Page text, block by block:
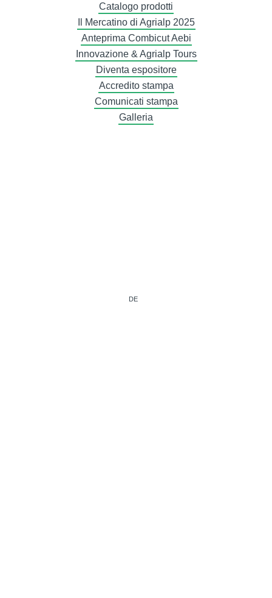
Catalogo prodotti
Il Mercatino di Agrialp 2025
Anteprima Combicut Aebi
Innovazione & Agrialp Tours
Diventa espositore
Accredito stampa
Comunicati stampa
Galleria
DE